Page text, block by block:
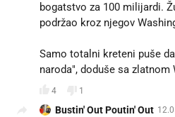
bogatstvo za 100 milijardi.
podržao kroz njegov
Samo totalni kreteni puše
naroda", doduše sa zlatnom
4 1
Bustin' Out Poutin' Out